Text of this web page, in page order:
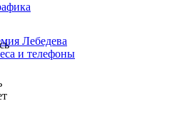
Лебедева
и телефоны